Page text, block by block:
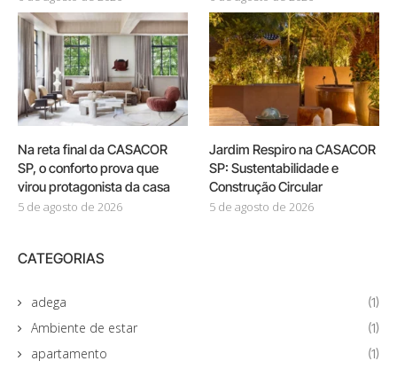
Na reta final da CASACOR
SP, o conforto prova que
virou protagonista da casa
5 de agosto de 2026
Jardim Respiro na CASACOR
SP: Sustentabilidade e
Construção Circular
5 de agosto de 2026
CATEGORIAS
adega (1)
Ambiente de estar (1)
apartamento (1)